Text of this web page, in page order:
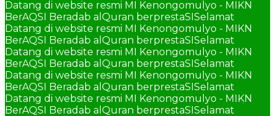
Datang di website resmi MI Kenongomulyo - MIKN
BerAQSI Beradab alQuran berprestaSISelamat
Datang di website resmi MI Kenongomulyo - MIKN
BerAQSI Beradab alQuran berprestaSISelamat
Datang di website resmi MI Kenongomulyo - MIKN
BerAQSI Beradab alQuran berprestaSISelamat
Datang di website resmi MI Kenongomulyo - MIKN
BerAQSI Beradab alQuran berprestaSISelamat
Datang di website resmi MI Kenongomulyo - MIKN
BerAQSI Beradab alQuran berprestaSISelamat